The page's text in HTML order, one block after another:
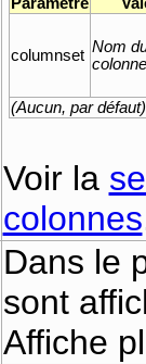
columnset Nom
(Aucun, par défaut)
Voir la
colonnes
Dans le
sont
Affiche